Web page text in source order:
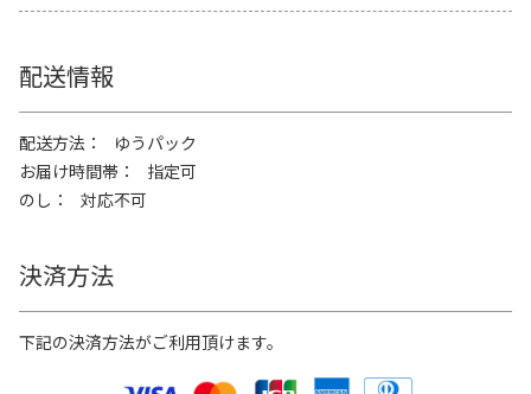
配送情報
配送方法
ゆうパック
お届け時間帯
指定可
のし
対応不可
決済方法
下記の決済方法がご利用頂けます。